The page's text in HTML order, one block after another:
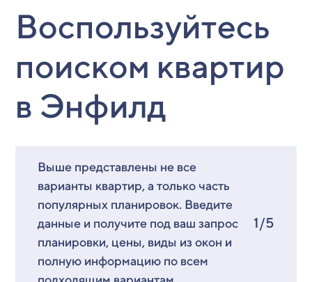
Воспользуйтесь
поиском квартир
в Энфилд
Выше представлены не все
варианты квартир, а только часть
популярных планировок. Введите
данные и получите под ваш запрос
планировки, цены, виды из окон и
полную информацию по всем
1/5